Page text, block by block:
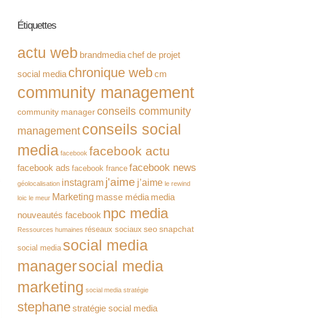
Étiquettes
actu web brandmedia chef de projet
social media chronique web cm
community management
community manager conseils community
management conseils social
media facebook facebook actu
facebook ads facebook france facebook news
géolocalisation instagram j'aime j’aime le rewind
loic le meur Marketing masse média media
nouveautés facebook npc media
Ressources humaines réseaux sociaux seo snapchat
social media social media
managersocial media
marketing social media stratégie
stephane stratégie social media